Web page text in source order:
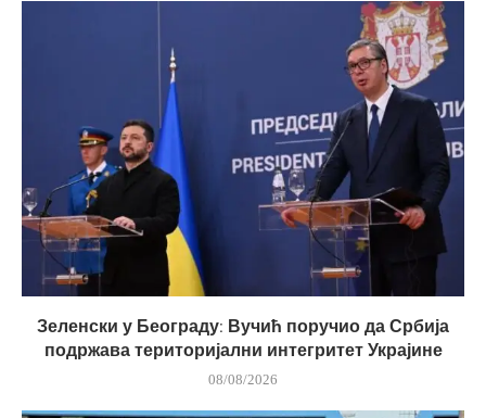
Зеленски у Београду: Вучић поручио да Србија
подржава територијални интегритет Украјине
08/08/2026